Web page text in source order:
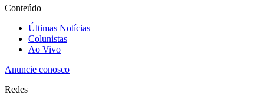
Conteúdo
Últimas Notícias
Colunistas
Ao Vivo
Anuncie conosco
Redes